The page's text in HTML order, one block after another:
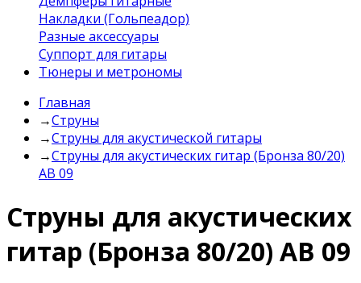
Накладки (Гольпеадор)
Разные аксессуары
Суппорт для гитары
Тюнеры и метрономы
Главная
→Струны
→Струны для акустической гитары
→Струны для акустических гитар (Бронза 80/20)
AB 09
Струны для акустических
гитар (Бронза 80/20) AB 09